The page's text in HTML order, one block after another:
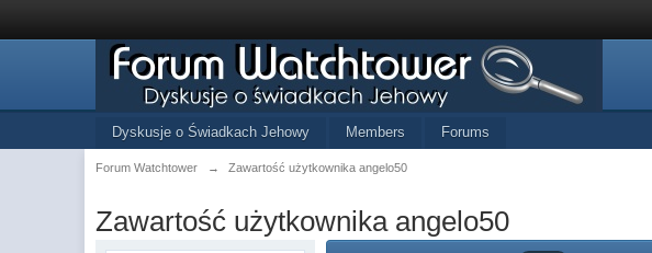
Dyskusje o Świadkach Jehowy Members Forums
Forum Watchtower → Zawartość użytkownika angelo50
Zawartość użytkownika angelo50